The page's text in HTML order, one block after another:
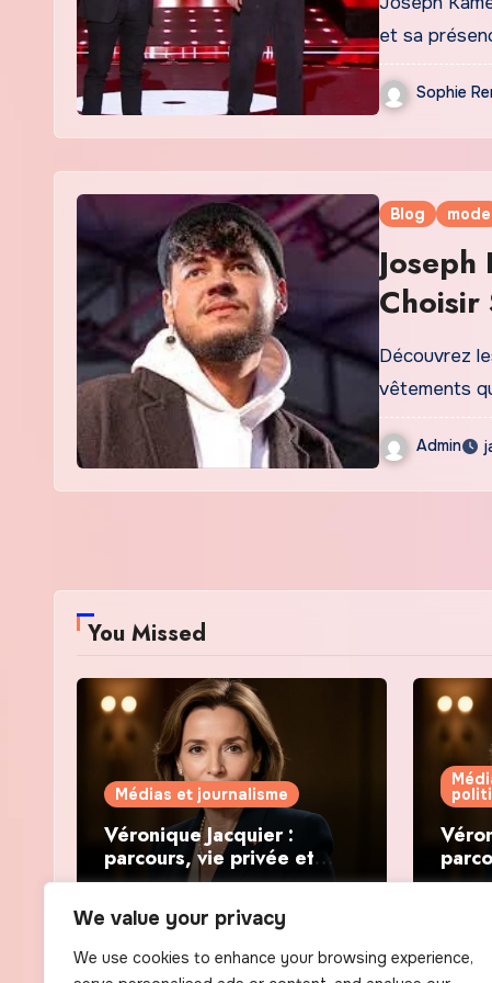
We value your privacy
We use cookies to enhance your browsing experience,
et sa
Sophie
Blog mode
Choisir
Parfait
Découvrez
vêtements
Admin
You Missed
Médias et journalisme
Véronique Jacquier :
parcours, vie privée et
révélations politiques